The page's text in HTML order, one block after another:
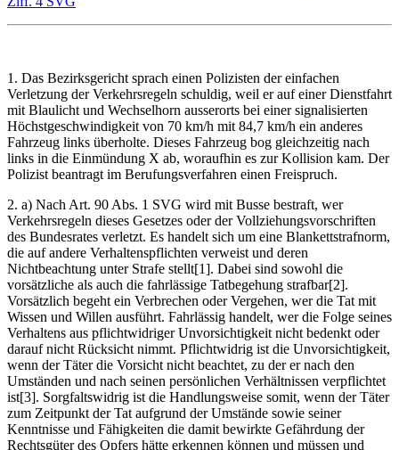
1. Das Bezirksgericht sprach einen Polizisten der einfachen
Verletzung der Verkehrsregeln schuldig, weil er auf einer Dienstfahrt
mit Blaulicht und Wechselhorn ausserorts bei einer signalisierten
Höchstgeschwindigkeit von 70 km/h mit 84,7 km/h ein anderes
Fahrzeug links überholte. Dieses Fahrzeug bog gleichzeitig nach
links in die Einmündung X ab, woraufhin es zur Kollision kam. Der
Polizist beantragt im Berufungsverfahren einen Freispruch.
2. a) Nach Art. 90 Abs. 1 SVG wird mit Busse bestraft, wer
Verkehrsregeln dieses Gesetzes oder der Vollziehungsvorschriften
des Bundesrates verletzt. Es handelt sich um eine Blankettstrafnorm,
die auf andere Verhaltenspflichten verweist und deren
Nichtbeachtung unter Strafe stellt[1]. Dabei sind sowohl die
vorsätzliche als auch die fahrlässige Tatbegehung strafbar[2].
Vorsätzlich begeht ein Verbrechen oder Vergehen, wer die Tat mit
Wissen und Willen ausführt. Fahrlässig handelt, wer die Folge seines
Verhaltens aus pflichtwidriger Unvorsichtigkeit nicht bedenkt oder
darauf nicht Rücksicht nimmt. Pflichtwidrig ist die Unvorsichtigkeit,
wenn der Täter die Vorsicht nicht beachtet, zu der er nach den
Umständen und nach seinen persönlichen Verhältnissen verpflichtet
ist[3]. Sorgfaltswidrig ist die Handlungsweise somit, wenn der Täter
zum Zeitpunkt der Tat aufgrund der Umstände sowie seiner
Kenntnisse und Fähigkeiten die damit bewirkte Gefährdung der
Rechtsgüter des Opfers hätte erkennen können und müssen und